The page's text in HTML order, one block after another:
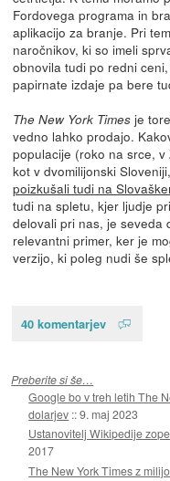
Fordovega programa in
aplikacijo za branje. Pri
naročnikov, ki so imeli
obnovila tudi po redni
papirnate izdaje pa bere
The New York Timesje
vedno lahko prodajo.
populacije (roko na srce, v
kot v dvomilijonski
poizkušali tudi na
tudi na spletu, kjer ljudje
delovali pri nas, je seveda
relevantni primer, ker je
verzijo, ki poleg nudi še
40 komentarjev
Preberite si še…
Google bo v treh letih The
dolarjev ::9. maj 2023
Ustanovitelj Wikipedije
2017
The New York Times z